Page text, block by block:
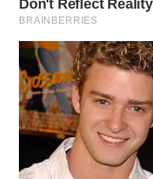
WN
TINGGI
WN
PAKPAK
WN
KARAWANG